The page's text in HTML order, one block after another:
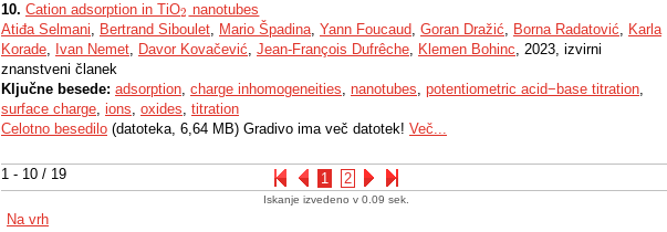
1 - 10 / 19 1 2
10. Cation adsorption in TiO2
2 nanotubes
Atiđa Selmani, Bertrand Siboulet, Mario Špadina, Yann Foucaud, Goran Dražić, Borna Radatović, Karla
Korade, Ivan Nemet, Davor Kovačević, Jean-François Dufrêche, Klemen Bohinc, 2023, izvirni
znanstveni članek
Ključne besede: adsorption, charge inhomogeneities, nanotubes, potentiometric acid−base titration,
surface charge, ions, oxides, titration
Celotno besedilo (datoteka, 6,64 MB) Gradivo ima več datotek! Več...
Iskanje izvedeno v 0.09 sek.
Na vrh